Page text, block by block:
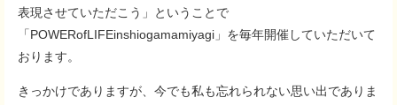
表現させていただこう」ということで
「POWERofLIFEinshiogamamiyagi」を毎年開催していただいて
おります。
きっかけでありますが、今でも私も忘れられない思い出でありま